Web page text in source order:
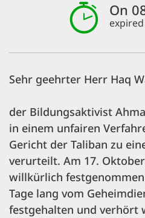
On
expired
Sehr geehrter Herr Haq
der Bildungsaktivist
in einem unfairen
Gericht der Taliban zu
verurteilt. Am 17.
willkürlich
Tage lang vom
festgehalten und verhört